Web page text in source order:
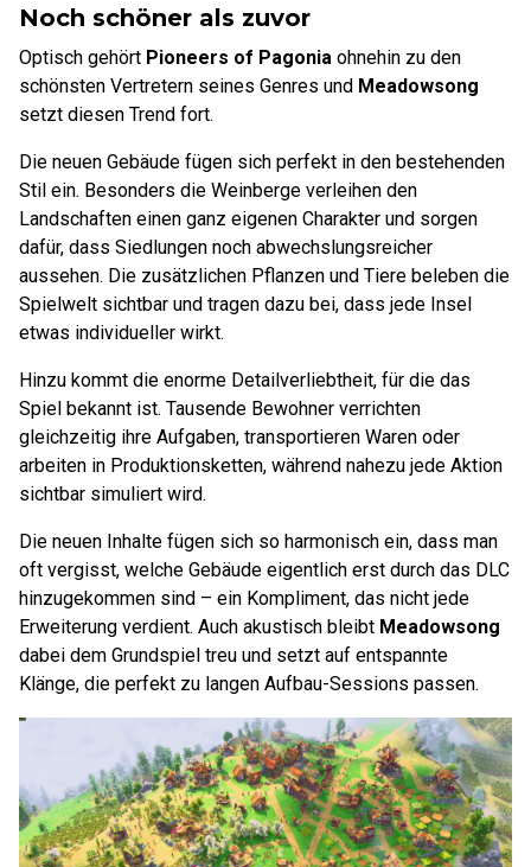
Noch schöner als zuvor
Optisch gehört Pioneers of Pagonia ohnehin zu den
schönsten Vertretern seines Genres und Meadowsong
setzt diesen Trend fort.
Die neuen Gebäude fügen sich perfekt in den bestehenden
Stil ein. Besonders die Weinberge verleihen den
Landschaften einen ganz eigenen Charakter und sorgen
dafür, dass Siedlungen noch abwechslungsreicher
aussehen. Die zusätzlichen Pflanzen und Tiere beleben die
Spielwelt sichtbar und tragen dazu bei, dass jede Insel
etwas individueller wirkt.
Hinzu kommt die enorme Detailverliebtheit, für die das
Spiel bekannt ist. Tausende Bewohner verrichten
gleichzeitig ihre Aufgaben, transportieren Waren oder
arbeiten in Produktionsketten, während nahezu jede Aktion
sichtbar simuliert wird.
Die neuen Inhalte fügen sich so harmonisch ein, dass man
oft vergisst, welche Gebäude eigentlich erst durch das DLC
hinzugekommen sind – ein Kompliment, das nicht jede
Erweiterung verdient. Auch akustisch bleibt Meadowsong
dabei dem Grundspiel treu und setzt auf entspannte
Klänge, die perfekt zu langen Aufbau-Sessions passen.